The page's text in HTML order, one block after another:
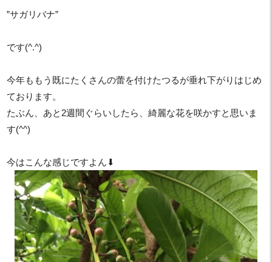
”サガリバナ”
です(^.^)
今年ももう既にたくさんの蕾を付けたつるが垂れ下がりはじめ
ております。
たぶん、あと2週間ぐらいしたら、綺麗な花を咲かすと思いま
す(^^)
今はこんな感じですよん⬇︎